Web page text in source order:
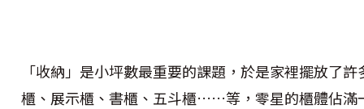
「收納」是小坪數最重要的課題，於是家裡擺放了
櫃、展示櫃、書櫃、五斗櫃……等，零星的櫃體佔滿